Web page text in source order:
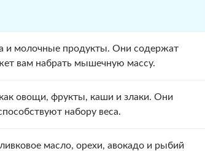
и молочные продукты. Они содержат
вам набрать мышечную массу.
овощи, фрукты, каши и злаки. Они
набору веса.
масло, орехи, авокадо и рыбий